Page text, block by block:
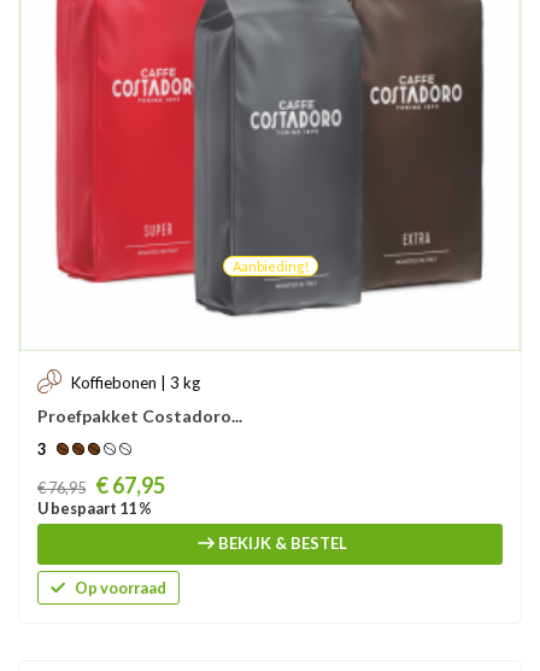
Aanbieding!
Koffiebonen | 3 kg
Proefpakket Costadoro...
3
Prijs
€ 76,95 € 67,95
U bespaart 11 %
BEKIJK & BESTEL
Op voorraad